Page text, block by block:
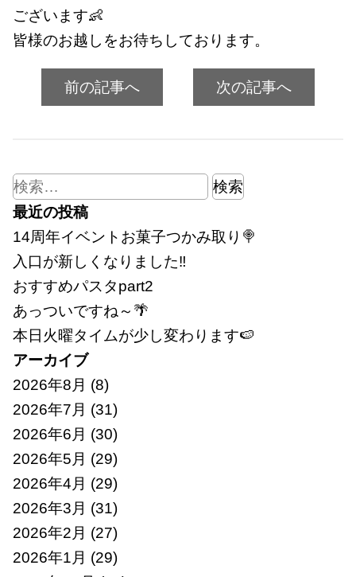
ございます👶
皆様のお越しをお待ちしております。
前の記事へ 次の記事へ
検
索:
最近の投稿
14周年イベントお菓子つかみ取り🍭
入口が新しくなりました‼
おすすめパスタpart2
あっついですね～🌴
本日火曜タイムが少し変わります🍉
アーカイブ
2026年8月 (8)
2026年7月 (31)
2026年6月 (30)
2026年5月 (29)
2026年4月 (29)
2026年3月 (31)
2026年2月 (27)
2026年1月 (29)